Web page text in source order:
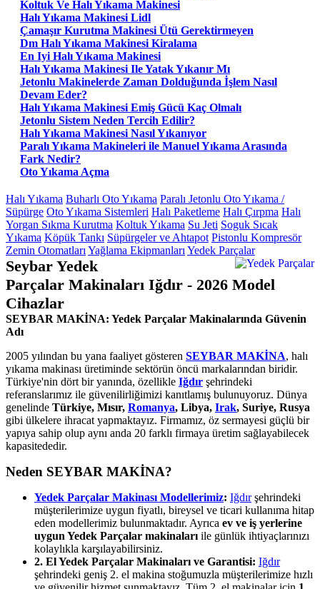
Koltuk Ve Halı Yıkama Makinesi
Halı Yıkama Makinesi Lidl
Çamaşır Kurutma Makinesi Ütü Gerektirmeyen
Dm Halı Yıkama Makinesi Kiralama
En Iyi Halı Yıkama Makinesi
Halı Yıkama Makinesi Ile Yatak Yıkanır Mı
Jetonlu Makinelerde Zaman Dolduğunda İşlem Nasıl
Devam Eder?
Halı Yıkama Makinesi Emiş Gücü Kaç Olmalı
Jetonlu Sistem Neden Tercih Edilir?
Halı Yıkama Makinesi Nasıl Yıkanıyor
Paralı Yıkama Makineleri ile Manuel Yıkama Arasında
Fark Nedir?
Oto Yıkama Açma
Halı Yıkama Buharlı Oto Yıkama Paralı Jetonlu Oto Yıkama /
Süpürge Oto Yıkama Sistemleri Halı Paketleme Halı Çırpma Halı
Yorgan Sıkma Kurutma Koltuk Yıkama Su Jeti Soguk Sıcak
Yıkama Köpük Tankı Süpürgeler ve Ahtapot Pistonlu Kompresör
Zemin Otomatları Yağlama Ekipmanları Yedek Parçalar
Seybar Yedek
Parçalar Makinaları Iğdır - 2026 Model
Cihazlar
SEYBAR MAKİNA: Yedek Parçalar Makinalarında Güvenin
Adı
2005 yılından bu yana faaliyet gösteren SEYBAR MAKİNA, halı
yıkama makinası üretiminde sektörün öncü markalarından biridir.
Türkiye'nin dört bir yanında, özellikle Iğdır şehrindeki
referanslarımız ile güvenilirliğimizi kanıtlamış bulunuyoruz. Dünya
genelinde Türkiye, Mısır, Romanya, Libya, Irak, Suriye, Rusya
gibi ülkelere ihracat yapmaktayız. Firmamız, öz sermayesi güçlü bir
yapıya sahip olup aynı anda 20 farklı firmaya üretim sağlayabilecek
kapasitededir.
Neden SEYBAR MAKİNA?
Yedek Parçalar Makinası Modellerimiz: Iğdırşehrindeki
müşterilerimize uygun fiyatlı, bireysel ve ticari kullanıma hitap
eden modellerimiz bulunmaktadır. Ayrıca ev ve iş yerlerine
uygun Yedek Parçalar makinaları ile günlük ihtiyaçlarınızı
kolaylıkla karşılayabilirsiniz.
2. El Yedek Parçalar Makinaları ve Garantisi: Iğdır
şehrindeki geniş 2. el makina stoğumuzla müşterilerimize hızlı